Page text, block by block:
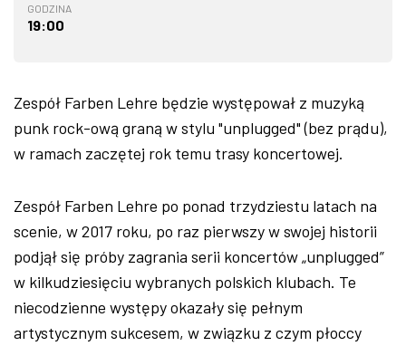
GODZINA
19:00
Zespół Farben Lehre będzie występował z muzyką
punk rock-ową graną w stylu "unplugged" (bez prądu),
w ramach zaczętej rok temu trasy koncertowej.
Zespół Farben Lehre po ponad trzydziestu latach na
scenie, w 2017 roku, po raz pierwszy w swojej historii
podjął się próby zagrania serii koncertów „unplugged”
w kilkudziesięciu wybranych polskich klubach. Te
niecodzienne występy okazały się pełnym
artystycznym sukcesem, w związku z czym płoccy